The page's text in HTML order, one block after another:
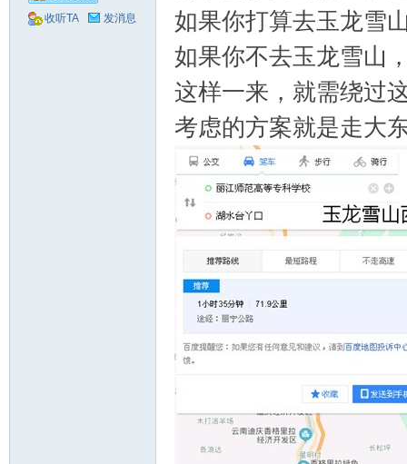
收听TA 发消息
如果你打算去玉龙雪
如果你不去玉龙雪山
这样一来，就需绕过
考虑的方案就是走大